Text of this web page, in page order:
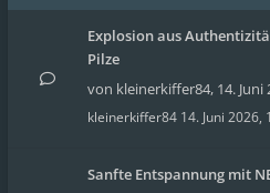
Explosion aus
Pilze
von kleinerkiffer84, 14. Juni
kleinerkiffer84 14. Juni 2026,
Sanfte Entspannung mit